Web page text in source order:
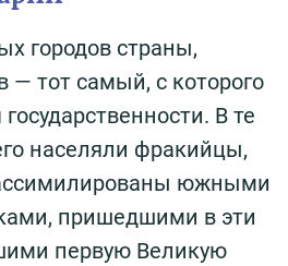
городов страны,
тот самый, с которого
В те
населяли фракийцы,
южными
пришедшими в эти
первую Великую